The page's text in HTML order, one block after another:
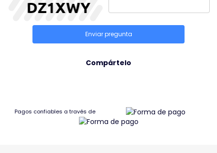
Enviar pregunta
Compártelo
Pagos confiables a través de